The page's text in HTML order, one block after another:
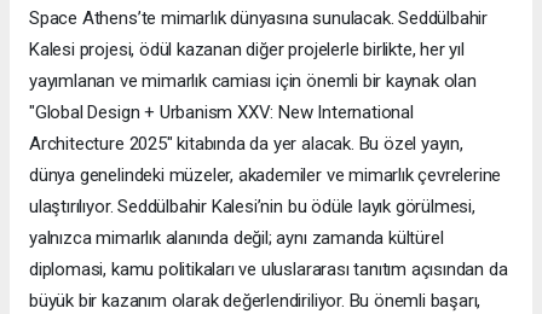
Space Athens’te mimarlık dünyasına sunulacak. Seddülbahir
Kalesi projesi, ödül kazanan diğer projelerle birlikte, her yıl
yayımlanan ve mimarlık camiası için önemli bir kaynak olan
"Global Design + Urbanism XXV: New International
Architecture 2025" kitabında da yer alacak. Bu özel yayın,
dünya genelindeki müzeler, akademiler ve mimarlık çevrelerine
ulaştırılıyor. Seddülbahir Kalesi’nin bu ödüle layık görülmesi,
yalnızca mimarlık alanında değil; aynı zamanda kültürel
diplomasi, kamu politikaları ve uluslararası tanıtım açısından da
büyük bir kazanım olarak değerlendiriliyor. Bu önemli başarı,